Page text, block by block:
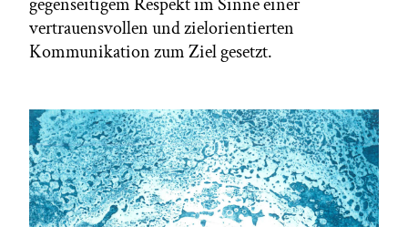
gegenseitigem Respekt im Sinne einer
vertrauensvollen und zielorientierten
Kommunikation zum Ziel gesetzt.